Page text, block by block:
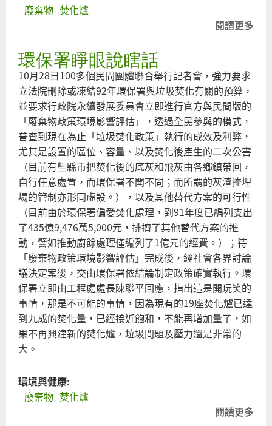
廢棄物 焚化爐
閱讀更多
環保署睜眼說瞎話
10月28日100多個民間團體聯合舉行記者會，強力要求
立法院刪除或凍結92年環保署與垃圾焚化有關的預算，
並要求行政院永續發展委員會立即進行官方與民間版的
「廢棄物政策環境影響評估」，透過全民參與的模式，
普查到現在為止「垃圾焚化政策」執行的成效及利弊，
尤其是設置的區位、容量、以及焚化後產生的二次公害
（目前有些縣市把焚化後的底灰和飛灰由各鄉鎮帶回，
自行任意處置，而環保署不聞不問；而所謂的灰渣掩埋
場的管制亦形同虛設。），以及其他替代方案的可行性
（目前由於環保署偏愛焚化處理，到91年度已編列支出
了435億9,476萬5,000元，排擠了其他替代方案的推
動，譬如推動廚餘處理僅編列了1億元的經費。）；待
「廢棄物政策環境影響評估」完成後，經社會各界討論
議決定案後，交由環保署依結論制定政策確實執行。環
保署立即由工程處處長陳聯平回應，指出這是開玩笑的
事情，那是不可能的事情，因為現有的19座焚化爐已達
到九成的焚化量，已經接近飽和，不能再增加量了，如
果不再興建新的焚化爐，垃圾問題及壓力還是非常的
大。
環境與健康:
廢棄物 焚化爐
閱讀更多